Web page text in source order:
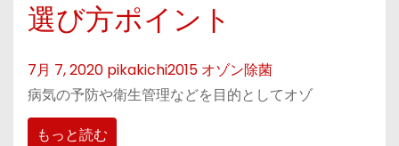
選び方ポイント
7月 7, 2020 pikakichi2015 オゾン除菌
病気の予防や衛生管理などを目的としてオゾ
もっと読む